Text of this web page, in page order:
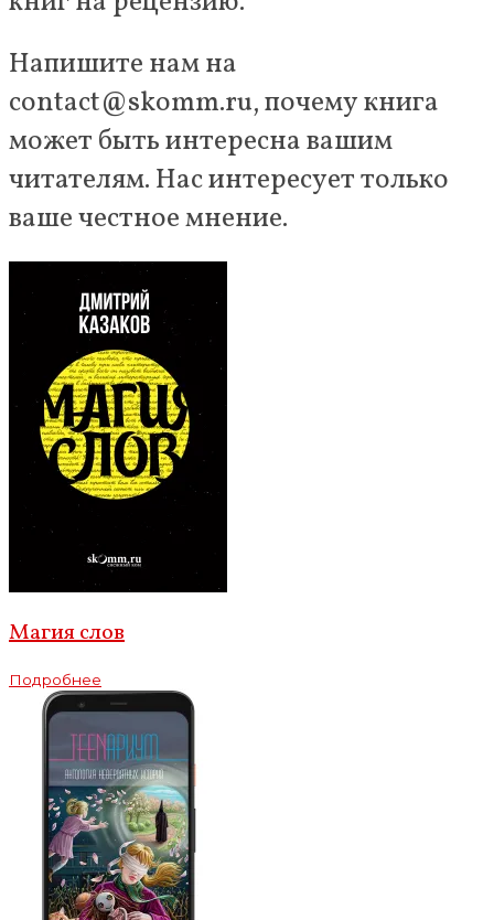
Напишите нам на
contact@skomm.ru, почему книга
может быть интересна вашим
читателям. Нас интересует только
ваше честное мнение.
Магия слов
Подробнее